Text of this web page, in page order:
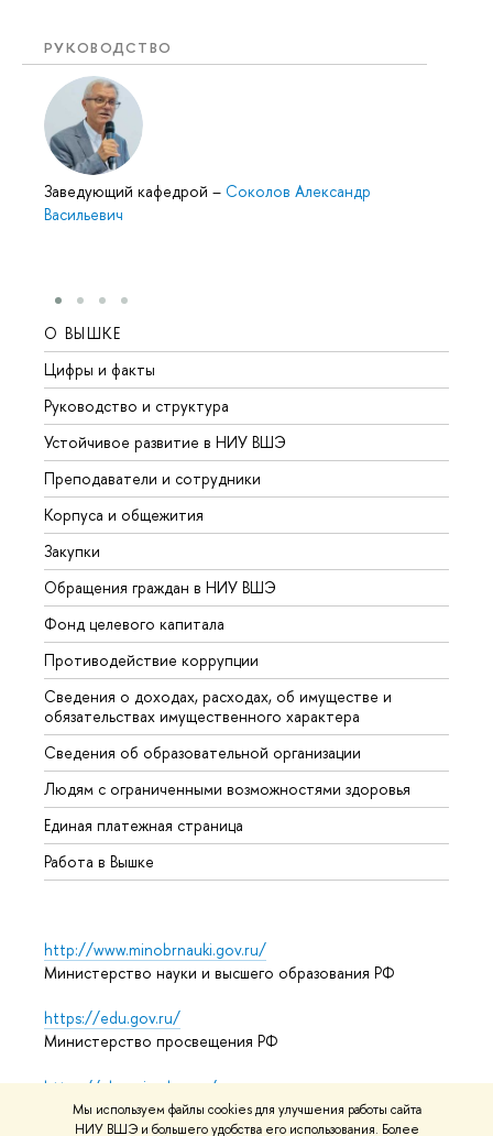
Мы используем файлы cookies для улучшения работы сайта
НИУ ВШЭ и большего удобства его использования. Более
РУКОВОДСТВО
Заведующий кафедрой – Соколов Александр
Васильевич
О ВЫШКЕ
Цифры и факты
Руководство и структура
Устойчивое развитие в НИУ ВШЭ
Преподаватели и сотрудники
Корпуса и общежития
Закупки
Обращения граждан в НИУ ВШЭ
Фонд целевого капитала
Противодействие коррупции
Сведения о доходах, расходах, об имуществе и
обязательствах имущественного характера
Сведения об образовательной организации
Людям с ограниченными возможностями здоровья
Единая платежная страница
Работа в Вышке
http://www.minobrnauki.gov.ru/
Министерство науки и высшего образования РФ
https://edu.gov.ru/
Министерство просвещения РФ
https://elearning.hse.ru/mooc
Массовые открытые онлайн-курсы